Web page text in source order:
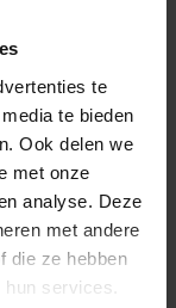
te
te bieden
Ook delen we
met onze
analyse. Deze
met andere
die ze hebben
services.
Geschikt na
en